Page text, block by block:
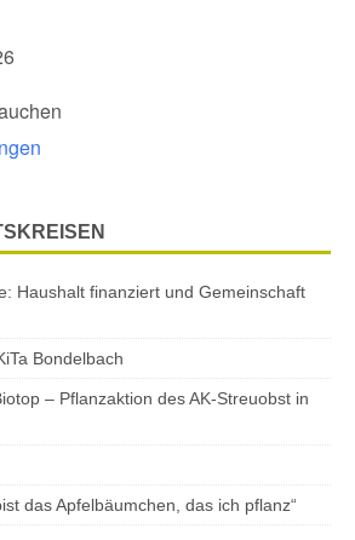
Haushalt finanziert und Gemeinschaft
Bondelbach
– Pflanzaktion des AK-Streuobst in
das Apfelbäumchen, das ich pflanz“